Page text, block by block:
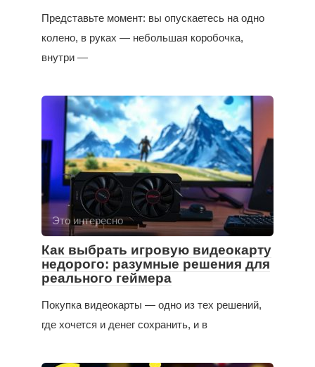
Представьте момент: вы опускаетесь на одно
колено, в руках — небольшая коробочка,
внутри —
Это интересно
Как выбрать игровую видеокарту
недорого: разумные решения для
реального геймера
Покупка видеокарты — одно из тех решений,
где хочется и денег сохранить, и в